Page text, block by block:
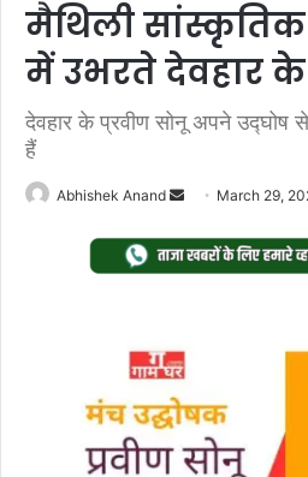
मैथिली सांस्कृतिक
में उभरते देवहार के
देवहार के प्रवीण सोनू अपने उद्घोष
हैं
Abhishek Anand
Send
email
March 29,